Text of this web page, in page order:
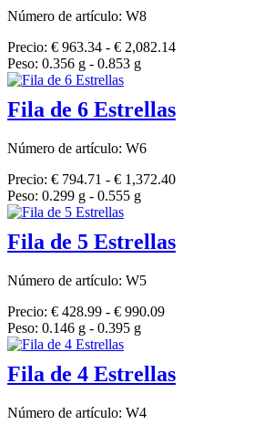
Número de artículo: W8
Precio: € 963.34 - € 2,082.14
Peso: 0.356 g - 0.853 g
Fila de 6 Estrellas
Número de artículo: W6
Precio: € 794.71 - € 1,372.40
Peso: 0.299 g - 0.555 g
Fila de 5 Estrellas
Número de artículo: W5
Precio: € 428.99 - € 990.09
Peso: 0.146 g - 0.395 g
Fila de 4 Estrellas
Número de artículo: W4